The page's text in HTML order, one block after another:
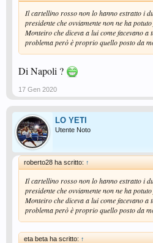
Il cartellino rosso non lo hanno estratto i
presidente che ovviamente non ne ha
Monteiro che diceva a lui come facevano a
problema però è proprio quello posto da
Di Napoli ?
17 Gen 2020
LO YETI
Utente Noto
roberto28 ha scritto: ↑
Il cartellino rosso non lo hanno estratto i
presidente che ovviamente non ne ha
Monteiro che diceva a lui come facevano a
problema però è proprio quello posto da
eta beta ha scritto: ↑